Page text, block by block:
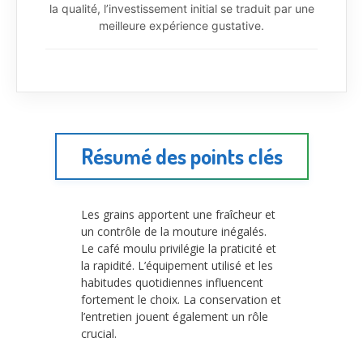
la qualité, l’investissement initial se traduit par une
meilleure expérience gustative.
Résumé des points clés
Les grains apportent une fraîcheur et
un contrôle de la mouture inégalés.
Le café moulu privilégie la praticité et
la rapidité. L’équipement utilisé et les
habitudes quotidiennes influencent
fortement le choix. La conservation et
l’entretien jouent également un rôle
crucial.